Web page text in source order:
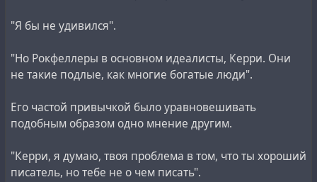
"Я бы не удивился".
"Но Рокфеллеры в основном идеалисты, Керри. Они
не такие подлые, как многие богатые люди".
Его частой привычкой было уравновешивать
подобным образом одно мнение другим.
"Керри, я думаю, твоя проблема в том, что ты хороший
писатель, но тебе не о чем писать".